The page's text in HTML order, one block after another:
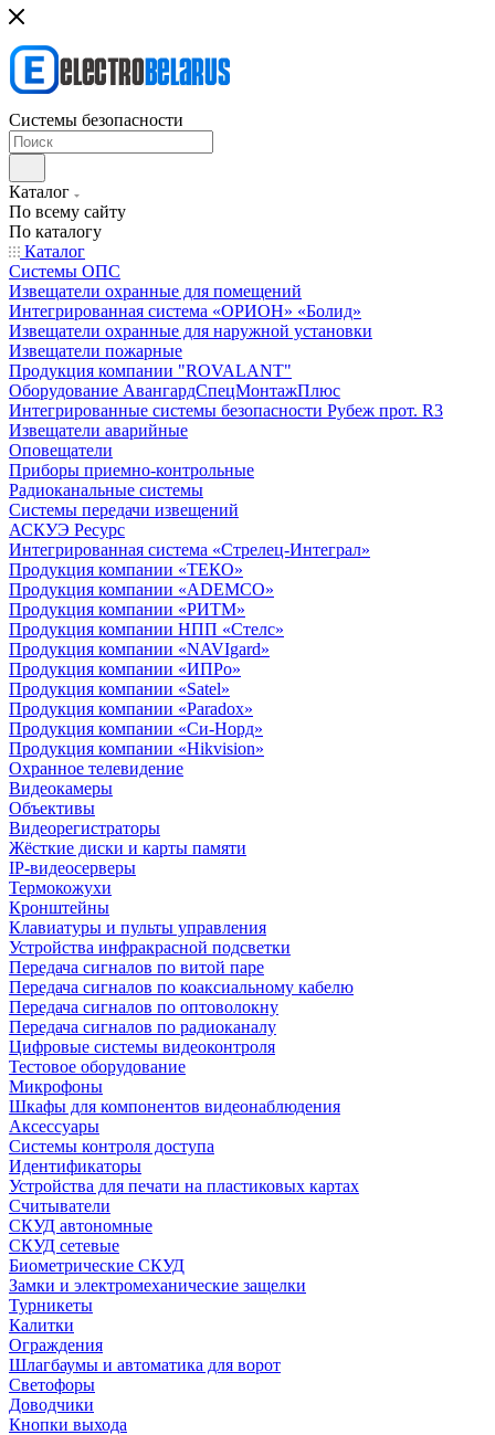
Системы безопасности
Каталог
По всему сайту
По каталогу
Каталог
Системы ОПС
Извещатели охранные для помещений
Интегрированная система «ОРИОН» «Болид»
Извещатели охранные для наружной установки
Извещатели пожарные
Продукция компании "ROVALANT"
Оборудование АвангардСпецМонтажПлюс
Интегрированные системы безопасности Рубеж прот. R3
Извещатели аварийные
Оповещатели
Приборы приемно-контрольные
Радиоканальные системы
Системы передачи извещений
АСКУЭ Ресурс
Интегрированная система «Стрелец-Интеграл»
Продукция компании «ТЕКО»
Продукция компании «ADEMCO»
Продукция компании «РИТМ»
Продукция компании НПП «Стелс»
Продукция компании «NAVIgard»
Продукция компании «ИПРо»
Продукция компании «Satel»
Продукция компании «Paradox»
Продукция компании «Си-Норд»
Продукция компании «Hikvision»
Охранное телевидение
Видеокамеры
Объективы
Видеорегистраторы
Жёсткие диски и карты памяти
IP-видеосерверы
Термокожухи
Кронштейны
Клавиатуры и пульты управления
Устройства инфракрасной подсветки
Передача сигналов по витой паре
Передача сигналов по коаксиальному кабелю
Передача сигналов по оптоволокну
Передача сигналов по радиоканалу
Цифровые системы видеоконтроля
Тестовое оборудование
Микрофоны
Шкафы для компонентов видеонаблюдения
Аксессуары
Системы контроля доступа
Идентификаторы
Устройства для печати на пластиковых картах
Считыватели
СКУД автономные
СКУД сетевые
Биометрические СКУД
Замки и электромеханические защелки
Турникеты
Калитки
Ограждения
Шлагбаумы и автоматика для ворот
Светофоры
Доводчики
Кнопки выхода